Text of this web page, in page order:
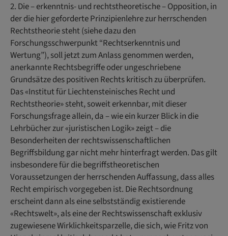
2. Die – erkenntnis- und rechtstheoretische – Opposition, in
der die hier geforderte Prinzipienlehre zur herrschenden
Rechtstheorie steht (siehe dazu den
Forschungsschwerpunkt “Rechtserkenntnis und
Wertung”), soll jetzt zum Anlass genommen werden,
anerkannte Rechtsbegriffe oder ungeschriebene
Grundsätze des positiven Rechts kritisch zu überprüfen.
Das «Institut für Liechtensteinisches Recht und
Rechtstheorie» steht, soweit erkennbar, mit dieser
Forschungsfrage allein, da – wie ein kurzer Blick in die
Lehrbücher zur «juristischen Logik» zeigt – die
Besonderheiten der rechtswissenschaftlichen
Begriffsbildung gar nicht mehr hinterfragt werden. Das gilt
insbesondere für die begriffstheoretischen
Voraussetzungen der herrschenden Auffassung, dass alles
Recht empirisch vorgegeben ist. Die Rechtsordnung
erscheint dann als eine selbstständig existierende
«Rechtswelt», als eine der Rechtswissenschaft exklusiv
zugewiesene Wirklichkeitsparzelle, die sich, wie Fritz von